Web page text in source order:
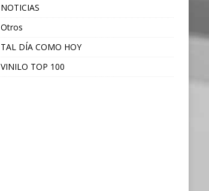
NOTICIAS
Otros
TAL DÍA COMO HOY
VINILO TOP 100